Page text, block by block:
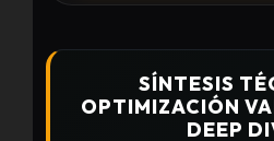
SÍNTESIS
OPTIMIZACIÓN
DEEP